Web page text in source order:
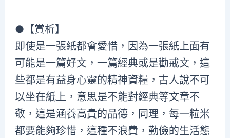
●【賞析】
即使是一張紙都會愛惜，因為一張紙上面有
可能是一篇好文，一篇經典或是勸戒文，這
些都是有益身心靈的精神資糧，古人說不可
以坐在紙上，意思是不能對經典等文章不
敬，這是涵養高貴的品德，同理，每一粒米
都要能夠珍惜，這種不浪費，勤儉的生活態